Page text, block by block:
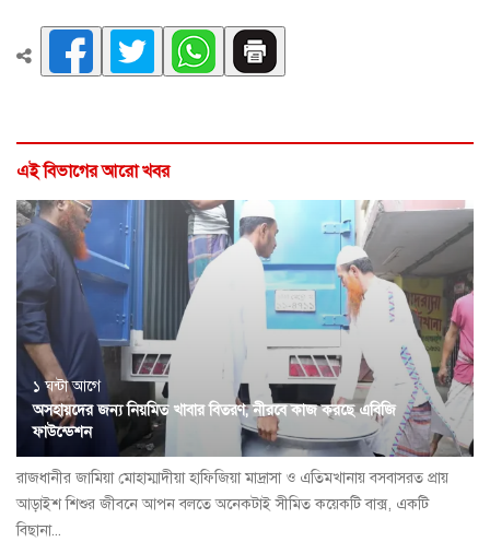
এই বিভাগের আরো খবর
১ ঘন্টা আগে
অসহায়দের জন্য নিয়মিত খাবার বিতরণ, নীরবে কাজ করছে এবিজি
ফাউন্ডেশন
রাজধানীর জামিয়া মোহাম্মাদীয়া হাফিজিয়া মাদ্রাসা ও এতিমখানায় বসবাসরত প্রায়
আড়াইশ শিশুর জীবনে আপন বলতে অনেকটাই সীমিত কয়েকটি বাক্স, একটি
বিছানা...